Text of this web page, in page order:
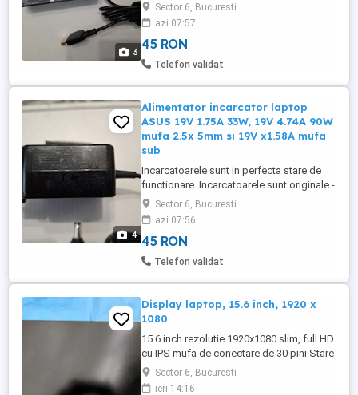
3
galbena cu pin central -- incarcator
LENOVO 20v 3.25A 65 W mufa
dreptunghiulara cu pin central = 45 lei --
incarcator LENOVO 19V cu 6.32A 120W
Sector 6, Bucuresti
azi 07:57
45 RON
Telefon validat
4
Alimentator incarcator laptop
ASUS 19V 1.75A 33W, 19V 4.74A 90W
mufa 2.5x 5mm si 19V x1.58A mufa
sub
Incarcatoarele sunt in perfecta stare de
functionare. Incarcatoarele sunt originale -
incarcator ASUS 19V 1.58A 30W cu mufa
subtire 2.5 x 0.7 mm = 40 lei incarcator
ASUS 19v 1.75A 33W dimensiune mufa
5.5 x 2.5 mm = 45 lei -- incarcator ASUS
19v 4.74A 90W dimensiune mufa 5.5 x 2.5
Sector 6, Bucuresti
azi 07:56
45 RON
Telefon validat
Display laptop, 15.6 inch, 1920 x
1080
15.6 inch rezolutie 1920x1080 slim, full HD
cu IPS mufa de conectare de 30 pini Stare
excelenta
Sector 6, Bucuresti
ieri 14:16